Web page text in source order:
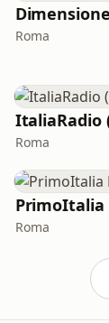
Roma
Roma
PrimoItalia
Roma